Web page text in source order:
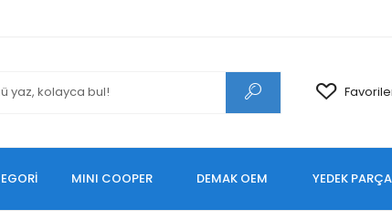
MINI COOPER DEMAK OEM YEDEK PARÇA